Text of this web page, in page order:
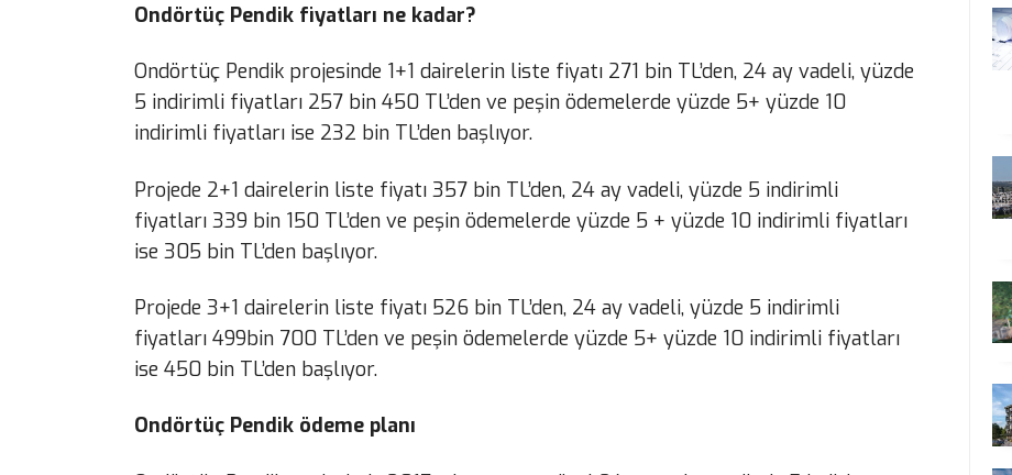
Ondörtüç Pendik fiyatları ne kadar?
Ondörtüç Pendik projesinde 1+1 dairelerin liste fiyatı 271 bin TL’den, 24 ay vadeli, yüzde
5 indirimli fiyatları 257 bin 450 TL’den ve peşin ödemelerde yüzde 5+ yüzde 10
indirimli fiyatları ise 232 bin TL’den başlıyor.
Projede 2+1 dairelerin liste fiyatı 357 bin TL’den, 24 ay vadeli, yüzde 5 indirimli
fiyatları 339 bin 150 TL’den ve peşin ödemelerde yüzde 5 + yüzde 10 indirimli fiyatları
ise 305 bin TL’den başlıyor.
Projede 3+1 dairelerin liste fiyatı 526 bin TL’den, 24 ay vadeli, yüzde 5 indirimli
fiyatları 499bin 700 TL’den ve peşin ödemelerde yüzde 5+ yüzde 10 indirimli fiyatları
ise 450 bin TL’den başlıyor.
Ondörtüç Pendik ödeme planı